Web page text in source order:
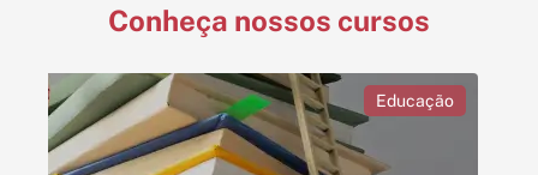
Conheça nossos cursos
Educação